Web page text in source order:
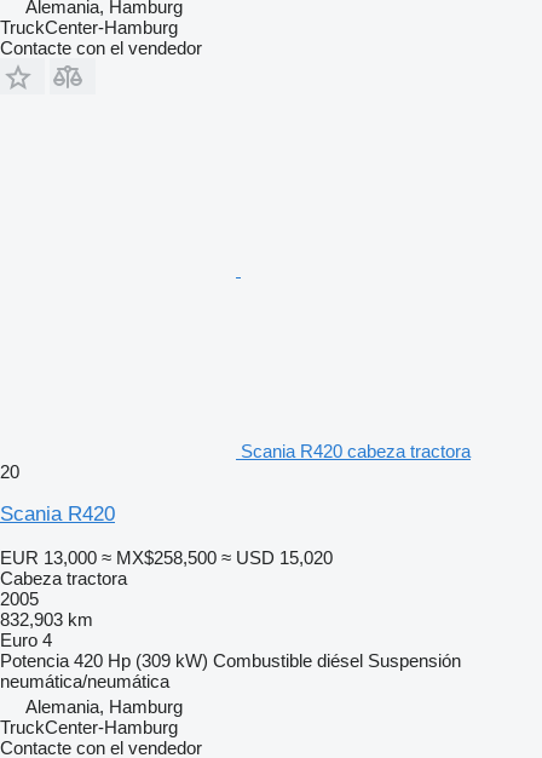
Alemania, Hamburg
TruckCenter-Hamburg
Contacte con el vendedor
Scania R420 cabeza tractora
20
Scania R420
EUR 13,000 ≈ MX$258,500 ≈ USD 15,020
Cabeza tractora
2005
832,903 km
Euro 4
Potencia 420 Hp (309 kW) Combustible diésel Suspensión
neumática/neumática
Alemania, Hamburg
TruckCenter-Hamburg
Contacte con el vendedor